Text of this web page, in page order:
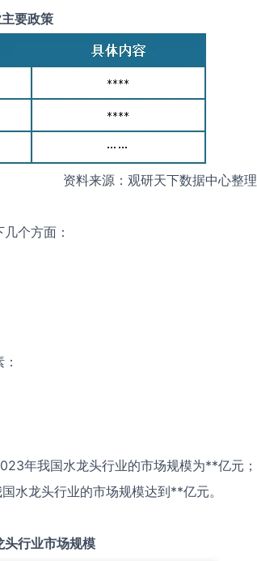
要政策
资料来源：观研天下数据中心整理
个方面：
年我国水龙头行业的市场规模为**亿元；
水龙头行业的市场规模达到**亿元。
头行业市场规模